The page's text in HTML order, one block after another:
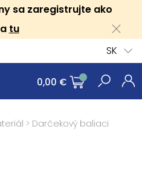
sa zaregistrujte ako
tu
SK
0,00 €
> Darčekový baliaci